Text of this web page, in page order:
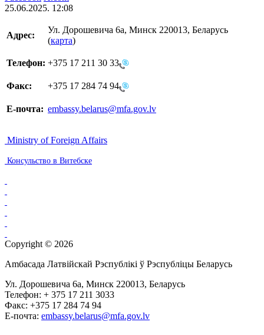
25.06.2025. 12:08
Адрес:
Ул. Дорошевича 6a, Минск 220013, Беларусь
(карта)
Телефон: +375 17 211 30 33
Факс: +375 17 284 74 94
E-почта: embassy.belarus@mfa.gov.lv
Ministry of Foreign Affairs
Консульство в Витебске
Copyright © 2026
Аmбасада Латвiйскай Рэспублiкi ў Рэспублiцы Беларусь
Ул. Дорошевича 6a, Минск 220013, Беларусь
Телефон: + 375 17 211 3033
Факс: +375 17 284 74 94
E-почта: embassy.belarus@mfa.gov.lv